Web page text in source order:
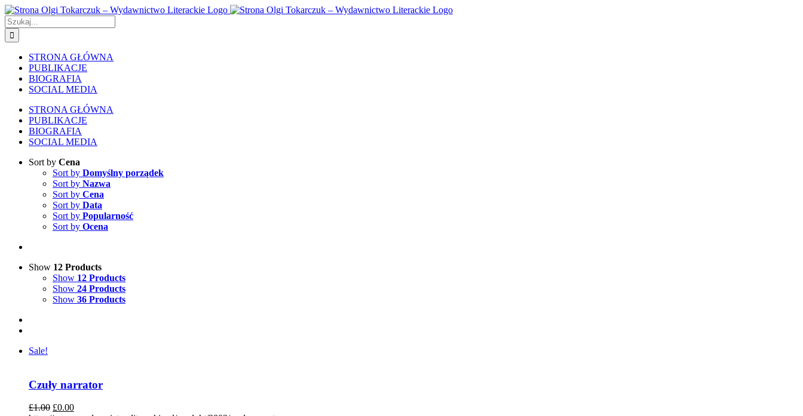
Skip
to
content
Szukaj
STRONA GŁÓWNA
PUBLIKACJE
BIOGRAFIA
SOCIAL MEDIA
STRONA GŁÓWNA
PUBLIKACJE
BIOGRAFIA
SOCIAL MEDIA
Sort by Cena
Sort by Domyślny porządek
Sort by Nazwa
Sort by Cena
Sort by Data
Sort by Popularność
Sort by Ocena
Show 12 Products
Show 12 Products
Show 24 Products
Show 36 Products
Sale!
Czuły narrator
£1.00 £0.00